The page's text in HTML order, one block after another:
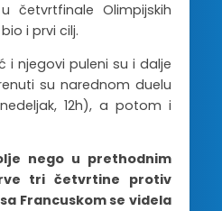
četvrtfinale Olimpijskih
i prvi cilj.
i njegovi puleni su i dalje
su narednom duelu
12h), a potom i
nego u prethodnim
tri četvrtine protiv
Francuskom se videla